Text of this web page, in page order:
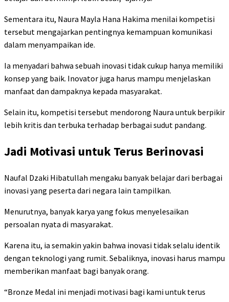
Sementara itu, Naura Mayla Hana Hakima menilai kompetisi
tersebut mengajarkan pentingnya kemampuan komunikasi
dalam menyampaikan ide.
Ia menyadari bahwa sebuah inovasi tidak cukup hanya memiliki
konsep yang baik. Inovator juga harus mampu menjelaskan
manfaat dan dampaknya kepada masyarakat.
Selain itu, kompetisi tersebut mendorong Naura untuk berpikir
lebih kritis dan terbuka terhadap berbagai sudut pandang.
Jadi Motivasi untuk Terus Berinovasi
Naufal Dzaki Hibatullah mengaku banyak belajar dari berbagai
inovasi yang peserta dari negara lain tampilkan.
Menurutnya, banyak karya yang fokus menyelesaikan
persoalan nyata di masyarakat.
Karena itu, ia semakin yakin bahwa inovasi tidak selalu identik
dengan teknologi yang rumit. Sebaliknya, inovasi harus mampu
memberikan manfaat bagi banyak orang.
“Bronze Medal ini menjadi motivasi bagi kami untuk terus